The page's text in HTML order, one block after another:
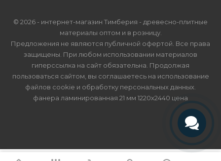
© 2026 - интернет-магазин Тимберия - древесно-плитные
материалы оптом и в розницу.
Предложения не являются публичной офертой. Все права
защищены. При любом использовании материалов
гиперссылка на сайт обязательна. Продолжая
пользоваться сайтом, вы соглашаетесь на использование
файлов cookie и обработку персональных данных
фанера ламинированная 21 мм 1220х2440 цена